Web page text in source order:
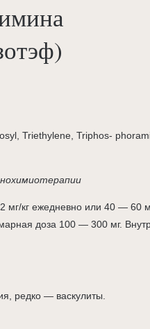
Triethylene, Triphos-
мг/кг ежедневно или 40 — 60
доза 100 — 300 мг.
редко — васкулиты.